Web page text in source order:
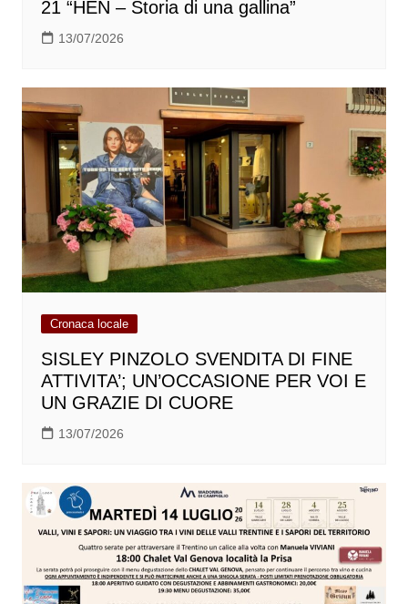
21 “HEN – Storia di una gallina”
13/07/2026
Cronaca locale
SISLEY PINZOLO SVENDITA DI FINE
ATTIVITA’; UN’OCCASIONE PER VOI E
UN GRAZIE DI CUORE
13/07/2026